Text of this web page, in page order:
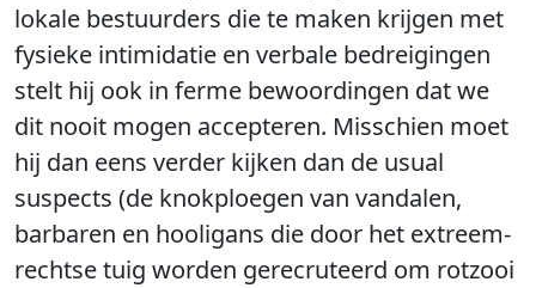
lokale bestuurders die te maken krijgen met
fysieke intimidatie en verbale bedreigingen
stelt hij ook in ferme bewoordingen dat we
dit nooit mogen accepteren. Misschien moet
hij dan eens verder kijken dan de usual
suspects (de knokploegen van vandalen,
barbaren en hooligans die door het extreem-
rechtse tuig worden gerecruteerd om rotzooi